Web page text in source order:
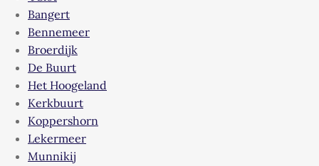
Bangert
Bennemeer
Broerdijk
De Buurt
Het Hoogeland
Kerkbuurt
Koppershorn
Lekermeer
Munnikij